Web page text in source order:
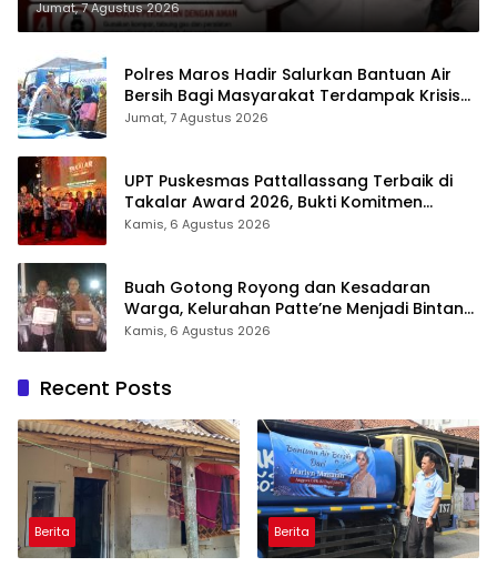
Jumat, 7 Agustus 2026
Polres Maros Hadir Salurkan Bantuan Air
Bersih Bagi Masyarakat Terdampak Krisis
Air Bersih Di Maros
Jumat, 7 Agustus 2026
UPT Puskesmas Pattallassang Terbaik di
Takalar Award 2026, Bukti Komitmen
Hadirkan Pelayanan Kesehatan Berkualitas
Kamis, 6 Agustus 2026
Buah Gotong Royong dan Kesadaran
Warga, Kelurahan Patte’ne Menjadi Bintang
Takalar Award 2026
Kamis, 6 Agustus 2026
Recent Posts
Berita Berita